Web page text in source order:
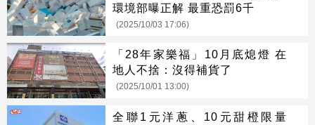
環境部曝正解 最重恐罰6千
(2025/10/03 17:06)
「28年家樂福」10月底熄燈 在
地人不捨：沒得補貨了
(2025/10/01 13:00)
全聯1元洋蔥、10元甜橙限量